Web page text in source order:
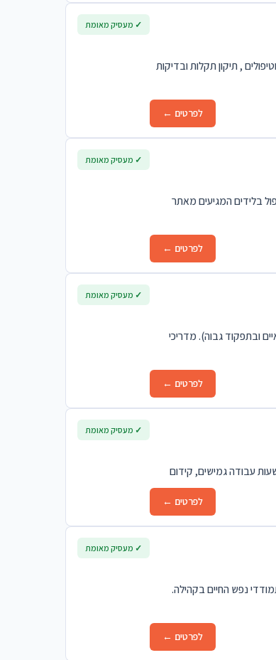
, תיקון תקלות ובדיקות
לפרטים ←
✓ מעסיק מאומת
בלידים המגיעים מאתר
לפרטים ←
✓ מעסיק מאומת
ובתפקוד גבוה). מדריכי
לפרטים ←
✓ מעסיק מאומת
עבודה גמישים, קידום
לפרטים ←
✓ מעסיק מאומת
נפש החיים בקהילה.
לפרטים ←
✓ מעסיק מאומת